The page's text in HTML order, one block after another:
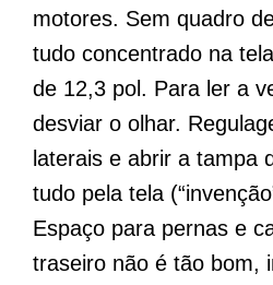
motores. Sem quadro
tudo concentrado na
de 12,3 pol. Para ler a
desviar o olhar.
laterais e abrir a tampa
tudo pela tela
Espaço para pernas e
traseiro não é tão bom,